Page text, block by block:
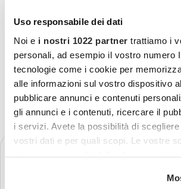
Uso responsabile dei dati
Noi e i nostri 1022 partner trattiamo i
personali, ad esempio il vostro numero
tecnologie come i cookie per
alle informazioni sul vostro dispositivo
pubblicare annunci e contenuti
gli annunci e i contenuti, ricercare il
i servizi. Avete la possibilità di
vostri dati e per quali scopi. Le vostre
modificare o revocare il proprio
GIORNO 1